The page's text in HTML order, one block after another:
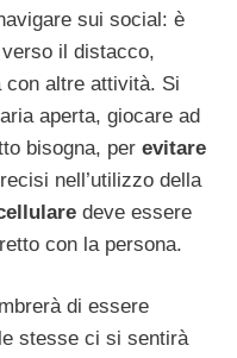
sui social: è
il distacco,
con altre attività. Si
aperta, giocare ad
bisogna, per evitare
nell’utilizzo della
deve essere
con la persona.
di essere
stesse ci si sentirà